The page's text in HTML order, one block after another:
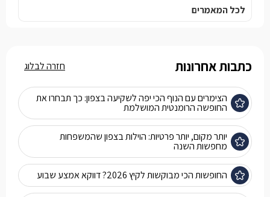
לכל המאמרים
כתבות אחרונות
הצימרים עם הנוף הכי יפה לשקיעה בצפון: כך תבחרו את
החופשה הרומנטית המושלמת
יותר מקום, יותר פרטיות: הוילות בצפון שהמשפחות
מחפשות השנה
החופשות הכי מבוקשות לקיץ 2026? דווקא אמצע שבוע
חזרה לבלוג